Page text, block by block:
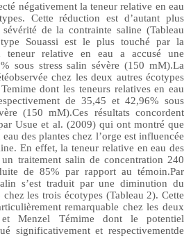
négativement la teneur relative en eau
Cette réduction est d’autant plus
de la contrainte saline (Tableau
Souassi est le plus touché par la
teneur relative en eau a accusé une
sous stress salin sévère (150 mM).La
chez les deux autres écotypes
dont les teneurs relatives en eau
de 35,45 et 42,96% sous
(150 mM).Ces résultats concordent
Usue et al. (2009) qui ont montré que
des plantes chez l’orge est influencée
En effet, la teneur relative en eau des
un traitement salin de concentration 240
de 85% par rapport au témoin.Par
s’est traduit par une diminution du
les trois écotypes (Tableau 2). Cette
remarquable chez les deux
et Menzel Témime dont le potentiel
significativement et respectivementde